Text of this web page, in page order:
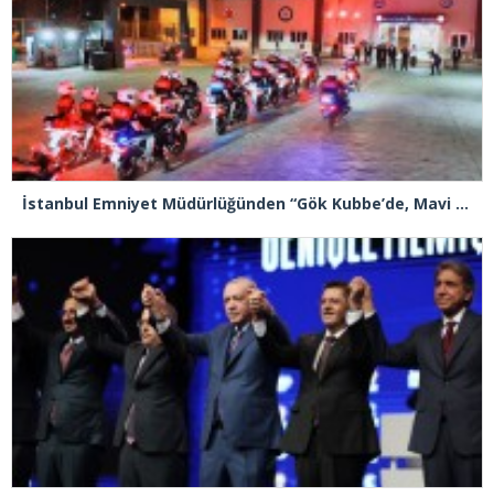
İstanbul Emniyet Müdürlüğünden “Gök Kubbe’de, Mavi Vatan’da, Şanlı Topraklarda: İstanbul Emniyeti Her Yerde” paylaşımı